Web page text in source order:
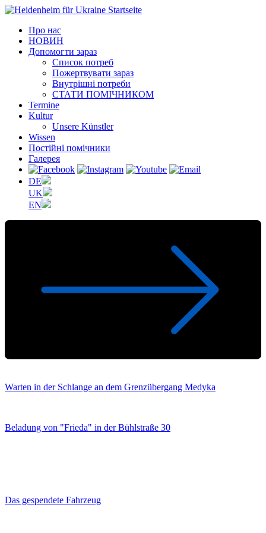
Про нас
НОВИН
Допомогти зараз
Список потреб
Пожертвувати зараз
Внутрішні потреби
СТАТИ ПОМІЧНИКОМ
Termine
Kultur
Unsere Künstler
Wissen
Постійні помічники
Галерея
DE
UK
EN
Warten in der Schlange an dem Grenzübergang Medyka
Beladung von "Frieda" in der Bühlstraße 30
Das gespendete Fahrzeug